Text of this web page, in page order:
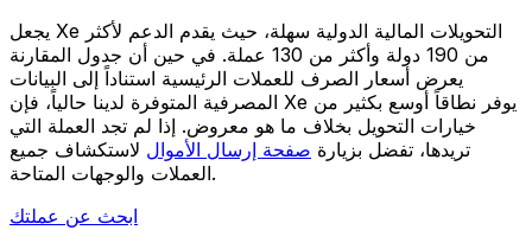
يجعل Xe التحويلات المالية الدولية سهلة، حيث يقدم الدعم لأكثر
من 190 دولة وأكثر من 130 عملة. في حين أن جدول المقارنة
يعرض أسعار الصرف للعملات الرئيسية استناداً إلى البيانات
المصرفية المتوفرة لدينا حالياً، فإن Xe يوفر نطاقاً أوسع بكثير من
خيارات التحويل بخلاف ما هو معروض. إذا لم تجد العملة التي
تريدها، تفضل بزيارة صفحة إرسال الأموال لاستكشاف جميع
العملات والوجهات المتاحة.
ابحث عن عملتك